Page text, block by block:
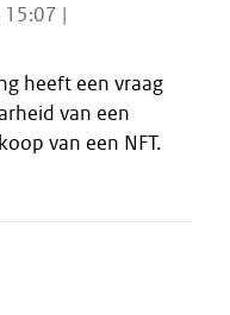
|
heeft een vraag
van een
van een NFT.